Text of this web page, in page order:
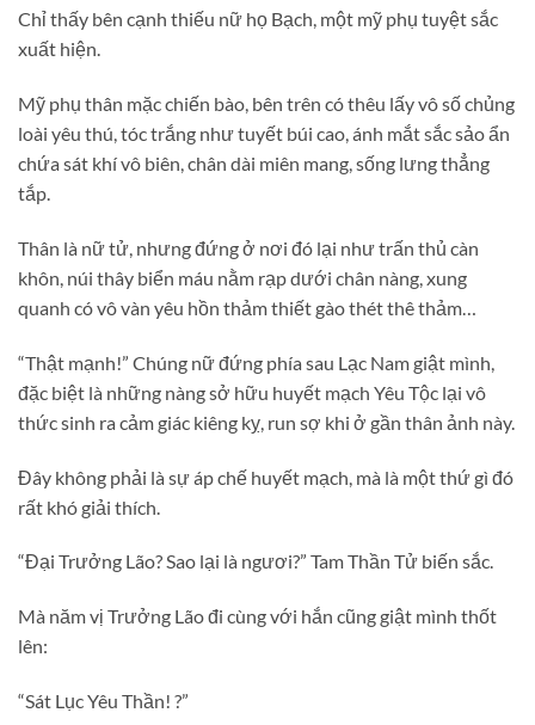
Chỉ thấy bên cạnh thiếu nữ họ Bạch, một mỹ phụ tuyệt sắc
xuất hiện.
Mỹ phụ thân mặc chiến bào, bên trên có thêu lấy vô số chủng
loài yêu thú, tóc trắng như tuyết búi cao, ánh mắt sắc sảo ẩn
chứa sát khí vô biên, chân dài miên mang, sống lưng thẳng
tắp.
Thân là nữ tử, nhưng đứng ở nơi đó lại như trấn thủ càn
khôn, núi thây biển máu nằm rạp dưới chân nàng, xung
quanh có vô vàn yêu hồn thảm thiết gào thét thê thảm…
“Thật mạnh!” Chúng nữ đứng phía sau Lạc Nam giật mình,
đặc biệt là những nàng sở hữu huyết mạch Yêu Tộc lại vô
thức sinh ra cảm giác kiêng kỵ, run sợ khi ở gần thân ảnh này.
Đây không phải là sự áp chế huyết mạch, mà là một thứ gì đó
rất khó giải thích.
“Đại Trưởng Lão? Sao lại là ngươi?” Tam Thần Tử biến sắc.
Mà năm vị Trưởng Lão đi cùng với hắn cũng giật mình thốt
lên:
“Sát Lục Yêu Thần! ?”